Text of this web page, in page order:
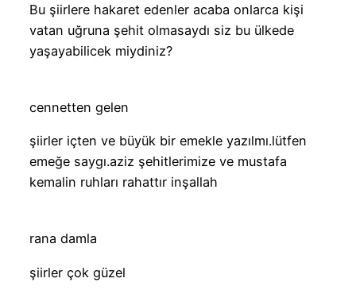
Bu şiirlere hakaret edenler acaba onlarca kişi
vatan uğruna şehit olmasaydı siz bu ülkede
yaşayabilicek miydiniz?
cennetten gelen
şiirler içten ve büyük bir emekle yazılmı.lütfen
emeğe saygı.aziz şehitlerimize ve mustafa
kemalin ruhları rahattır inşallah
rana damla
şiirler çok güzel